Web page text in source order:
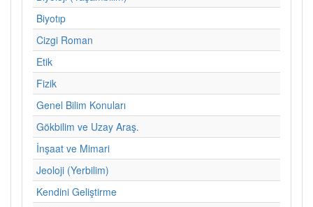
Biyotıp
Cizgi Roman
Etik
Fizik
Genel Bilim Konuları
Gökbilim ve Uzay Araş.
İnşaat ve Mimari
Jeoloji (Yerbilim)
Kendini Geliştirme